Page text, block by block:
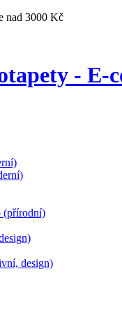
nad 3000 Kč
- E-
(přírodní)
design)